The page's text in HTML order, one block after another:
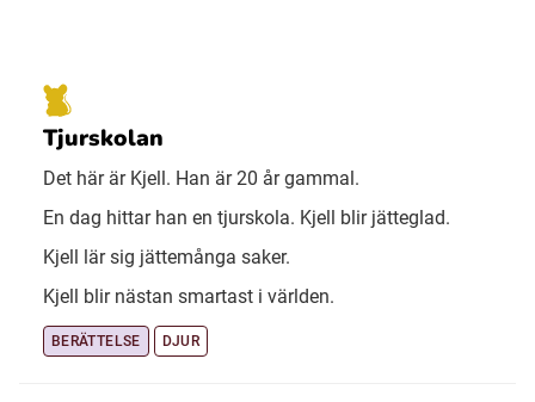
Tjurskolan
Det här är Kjell. Han är 20 år gammal.
En dag hittar han en tjurskola. Kjell blir jätteglad.
Kjell lär sig jättemånga saker.
Kjell blir nästan smartast i världen.
BERÄTTELSE DJUR